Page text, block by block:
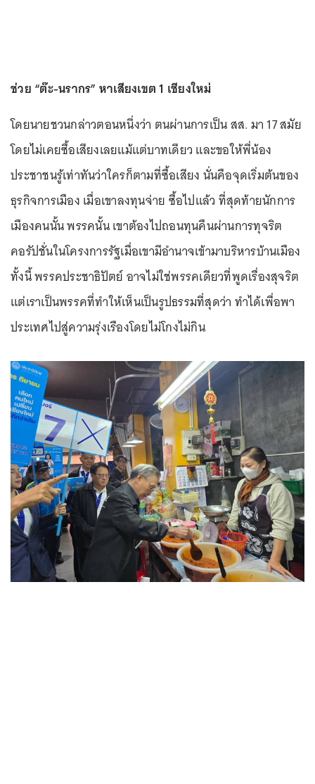
ช่วย “ต๊ะ-นรากร” หาเสียงเขต 1 เชียงใหม่
โดยนายชวนกล่าวตอนหนึ่งว่า ตนผ่านการเป็น สส. มา 17 สมัย
โดยไม่เคยซื้อเสียงเลยแม้แต่บาทเดียว และขอให้พี่น้อง
ประชาชนรู้เท่าทันว่าใครก็ตามที่ซื้อเสียง นั่นคือจุดเริ่มต้นของ
ธุรกิจการเมือง เมื่อเขาลงทุนจ่าย ซื้อไปแล้ว ที่สุดท้ายนักการ
เมืองคนนั้น พรรคนั้น เขาต้องไปถอนทุนคืนผ่านการทุจริต
คอรัปชั่นในโครงการรัฐเมื่อเขามีอำนาจเข้ามาบริหารบ้านเมือง
ทั้งนี้ พรรคประชาธิปัตย์ อาจไม่ใช่พรรคเดียวที่พูดเรื่องสุจริต
แต่เราเป็นพรรคที่ทำให้เห็นเป็นรูปธรรมที่สุดว่า ทำได้เพื่อพา
ประเทศไปสู่ความรุ่งเรืองโดยไม่โกงไม่กิน